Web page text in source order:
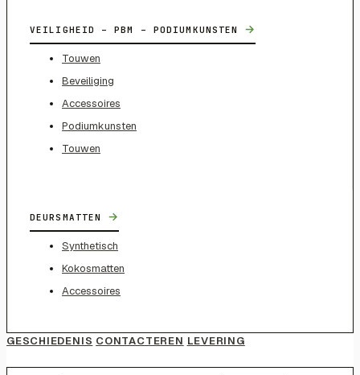
VEILIGHEID – PBM – PODIUMKUNSTEN →
Touwen
Beveiliging
Accessoires
Podiumkunsten
Touwen
DEURSMATTEN →
Synthetisch
Kokosmatten
Accessoires
GESCHIEDENIS CONTACTEREN LEVERING